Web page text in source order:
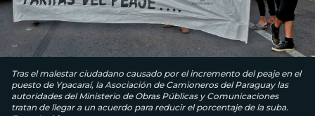
Tras el malestar ciudadano causado por el incremento del peaje en el
puesto de Ypacaraí, la Asociación de Camioneros del Paraguay las
autoridades del Ministerio de Obras Públicas y Comunicaciones
tratan de llegar a un acuerdo para reducir el porcentaje de la suba.